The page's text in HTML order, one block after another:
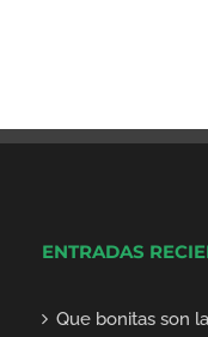
ENTRADAS
Que bonitas son